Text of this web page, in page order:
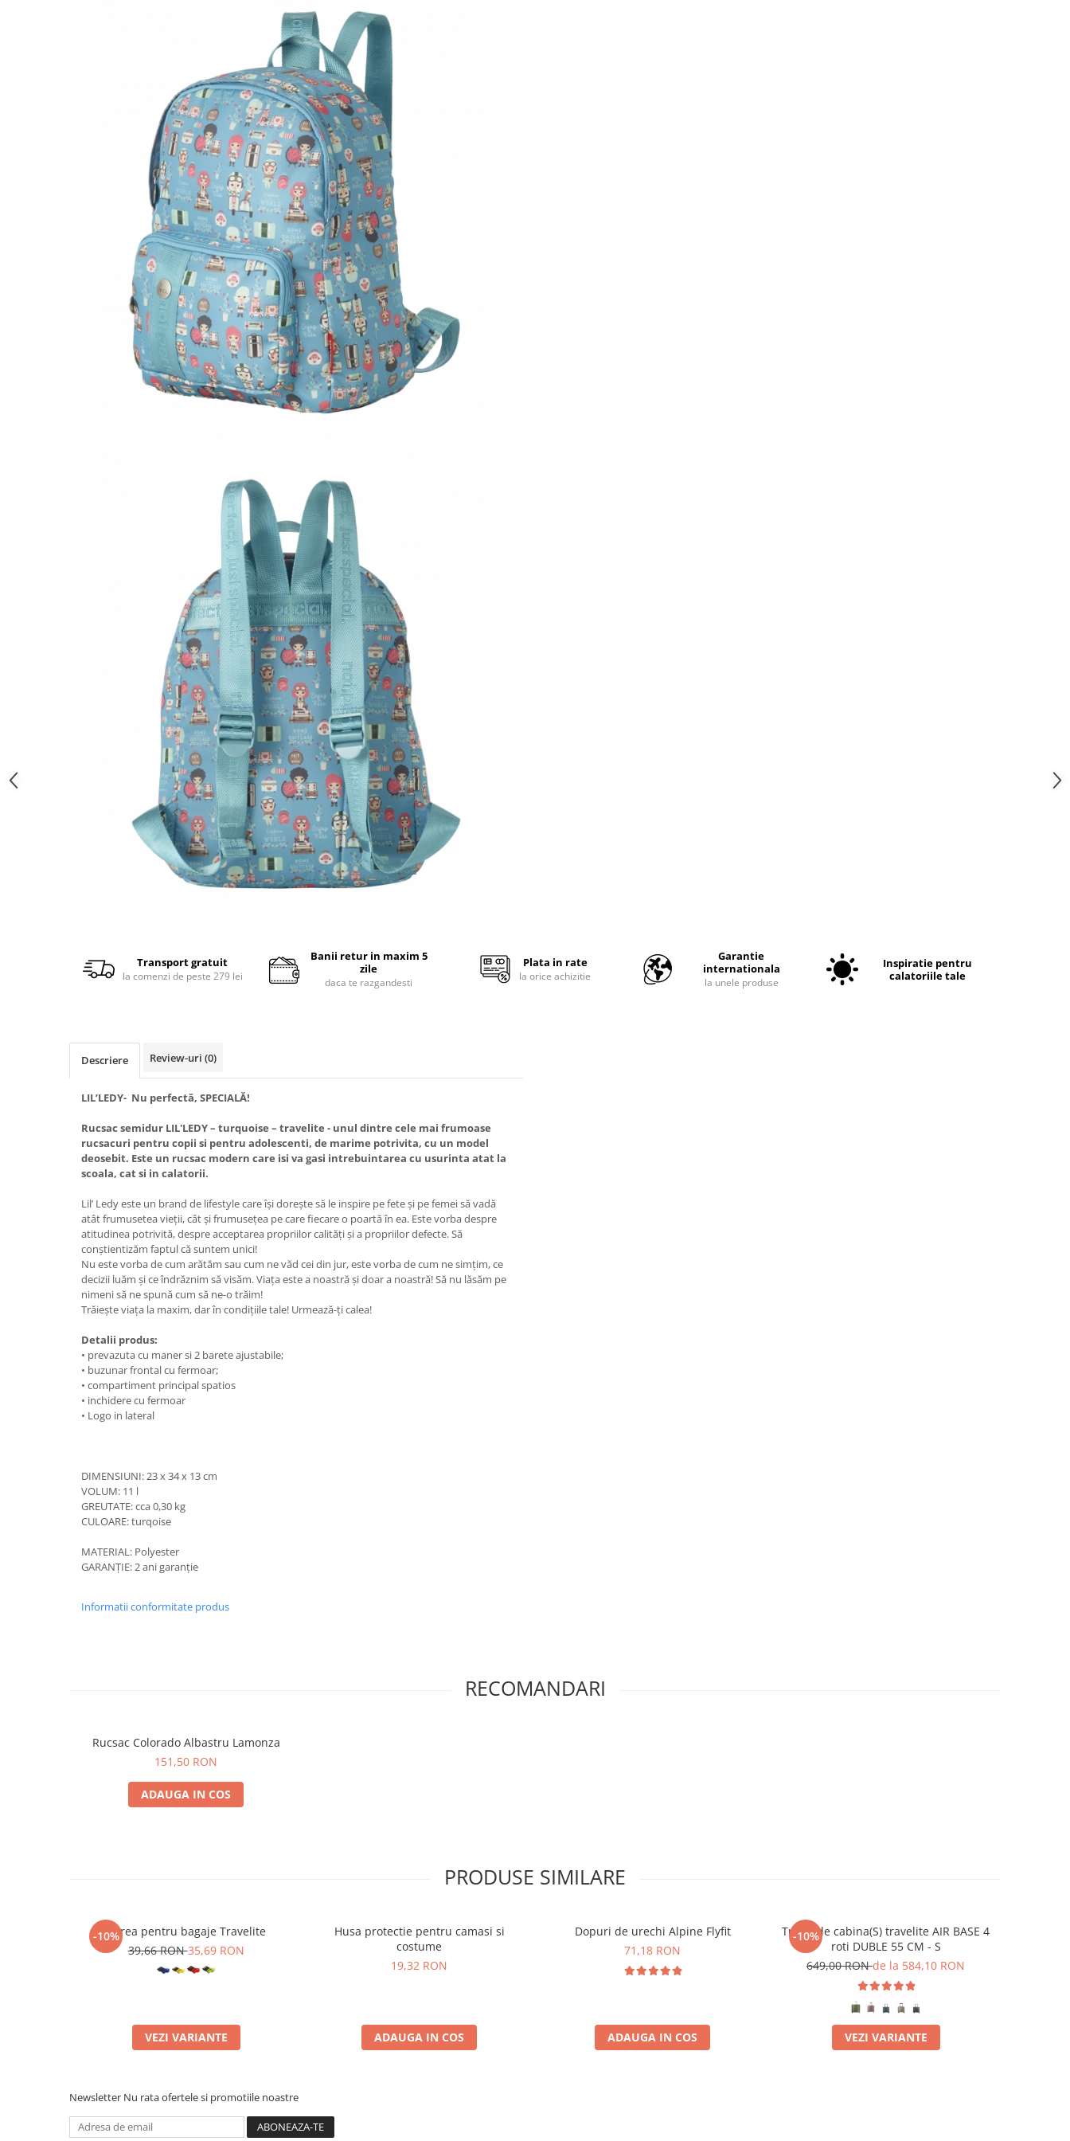
Transport gratuit
la comenzi de peste 279 lei
Banii retur in maxim 5
zile
daca te razgandesti
Plata in rate
la orice achizitie
Garantie
internationala
la unele produse
Inspiratie pentru
calatoriile tale
Descriere Review-uri (0)
LIL’LEDY- Nu perfectă, SPECIALĂ!
Rucsac semidur LIL'LEDY – turquoise – travelite - unul dintre cele mai frumoase
rucsacuri pentru copii si pentru adolescenti, de marime potrivita, cu un model
deosebit. Este un rucsac modern care isi va gasi intrebuintarea cu usurinta atat la
scoala, cat si in calatorii.
Lil’ Ledy este un brand de lifestyle care își dorește să le inspire pe fete și pe femei să vadă
atât frumusetea vieții, cât și frumusețea pe care fiecare o poartă în ea. Este vorba despre
atitudinea potrivită, despre acceptarea propriilor calități și a propriilor defecte. Să
conștientizăm faptul că suntem unici!
Nu este vorba de cum arătăm sau cum ne văd cei din jur, este vorba de cum ne simțim, ce
decizii luăm și ce îndrăznim să visăm. Viața este a noastră și doar a noastră! Să nu lăsăm pe
nimeni să ne spună cum să ne-o trăim!
Trăiește viața la maxim, dar în condițiile tale! Urmează-ți calea!
Detalii produs:
• prevazuta cu maner si 2 barete ajustabile;
• buzunar frontal cu fermoar;
• compartiment principal spatios
• inchidere cu fermoar
• Logo in lateral
DIMENSIUNI: 23 x 34 x 13 cm
VOLUM: 11 l
GREUTATE: cca 0,30 kg
CULOARE: turqoise
MATERIAL: Polyester
GARANȚIE: 2 ani garanție
Informatii conformitate produs
RECOMANDARI
Rucsac Colorado Albastru Lamonza
151,50 RON
ADAUGA IN COS
PRODUSE SIMILARE
-10%Curea pentru bagaje Travelite
39,66 RON35,69 RON
VEZI VARIANTE
Husa protectie pentru camasi si
costume
19,32 RON
ADAUGA IN COS
Dopuri de urechi Alpine Flyfit
71,18 RON
ADAUGA IN COS
-10%
Troler de cabina(S) travelite AIR BASE 4
roti DUBLE 55 CM - S
649,00 RONde la 584,10 RON
VEZI VARIANTE
Newsletter Nu rata ofertele si promotiile noastre